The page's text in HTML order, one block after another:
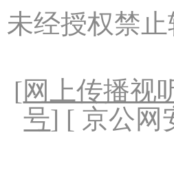
未经授权禁
[网上传播视
号] [ 京公网